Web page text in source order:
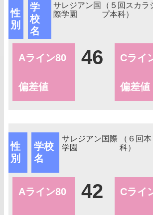
性
別
学
校
名
サレジアン国
際学園
（５回スカラ
プ本科）
Aライン80
偏差値
46 Cライ
偏差値
性
別
学校
名
サレジアン国際
学園
（６回本
科）
Aライン80 42 Cライ